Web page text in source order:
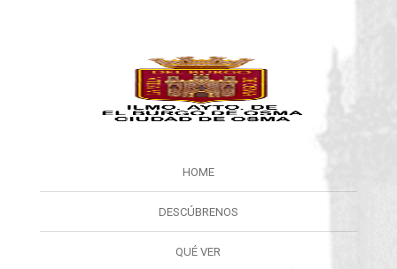
HOME
DESCÚBRENOS
QUÉ VER